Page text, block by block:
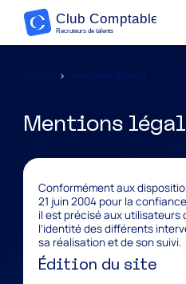
ACCUEIL MENTIONS LÉGALES
Mentions
Conformément aux
21 juin 2004 pour la
il est précisé aux utilisateurs
l’identité des différents
sa réalisation et de son suivi.
Édition du site